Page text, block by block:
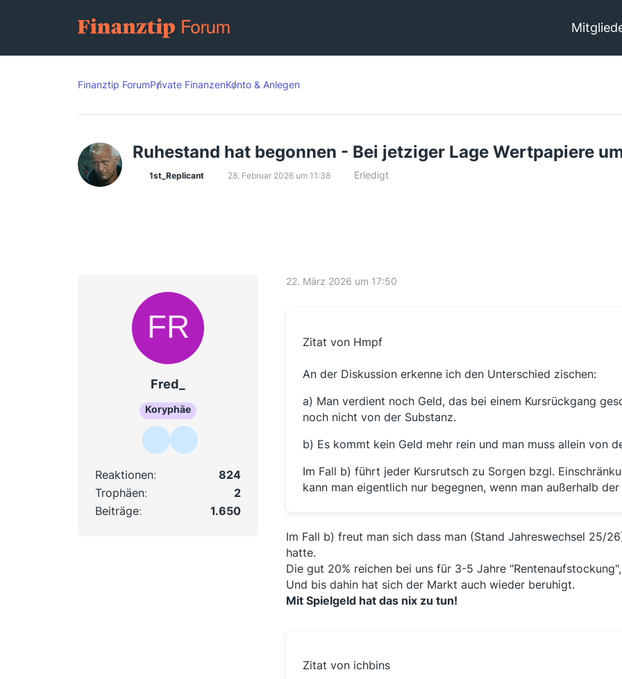
Finanztip ForumPrivate FinanzenKonto & Anlegen
Ruhestand hat begonnen - Bei jetziger Lage Wertpapiere
1st_Replicant 28. Februar 2026 um 11:38 Erledigt
Fred_
Koryphäe
Reaktionen
824
Trophäen
2
Beiträge
1.650
22. März 2026 um 17:50
Zitat von Hmpf
An der Diskussion erkenne ich den Unterschied zischen:
a) Man verdient noch Geld, das bei einem Kursrückgang
noch nicht von der Substanz.
b) Es kommt kein Geld mehr rein und man muss allein von
Im Fall b) führt jeder Kursrutsch zu Sorgen bzgl.
kann man eigentlich nur begegnen, wenn man außerhalb
Im Fall b) freut man sich dass man (Stand Jahreswechsel 25/
hatte.
Die gut 20% reichen bei uns für 3-5 Jahre
Und bis dahin hat sich der Markt auch wieder beruhigt.
Mit Spielgeld hat das nix zu tun!
Zitat von ichbins